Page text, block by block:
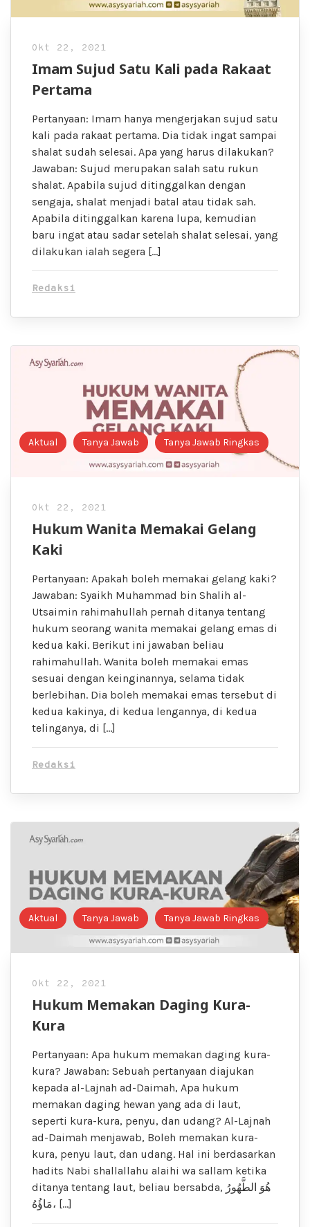
Okt 22, 2021
Imam Sujud Satu Kali pada Rakaat
Pertama
Pertanyaan: Imam hanya mengerjakan sujud satu
kali pada rakaat pertama. Dia tidak ingat sampai
shalat sudah selesai. Apa yang harus dilakukan?
Jawaban: Sujud merupakan salah satu rukun
shalat. Apabila sujud ditinggalkan dengan
sengaja, shalat menjadi batal atau tidak sah.
Apabila ditinggalkan karena lupa, kemudian
baru ingat atau sadar setelah shalat selesai, yang
dilakukan ialah segera […]
Redaksi
Aktual Tanya Jawab Tanya Jawab Ringkas
Okt 22, 2021
Hukum Wanita Memakai Gelang
Kaki
Pertanyaan: Apakah boleh memakai gelang kaki?
Jawaban: Syaikh Muhammad bin Shalih al-
Utsaimin rahimahullah pernah ditanya tentang
hukum seorang wanita memakai gelang emas di
kedua kaki. Berikut ini jawaban beliau
rahimahullah. Wanita boleh memakai emas
sesuai dengan keinginannya, selama tidak
berlebihan. Dia boleh memakai emas tersebut di
kedua kakinya, di kedua lengannya, di kedua
telinganya, di […]
Redaksi
Aktual Tanya Jawab Tanya Jawab Ringkas
Okt 22, 2021
Hukum Memakan Daging Kura-
Kura
Pertanyaan: Apa hukum memakan daging kura-
kura? Jawaban: Sebuah pertanyaan diajukan
kepada al-Lajnah ad-Daimah, Apa hukum
memakan daging hewan yang ada di laut,
seperti kura-kura, penyu, dan udang? Al-Lajnah
ad-Daimah menjawab, Boleh memakan kura-
kura, penyu laut, dan udang. Hal ini berdasarkan
hadits Nabi shallallahu alaihi wa sallam ketika
ditanya tentang laut, beliau bersabda, هُوَ الطَّهُورُ
مَاؤُهُ، […]